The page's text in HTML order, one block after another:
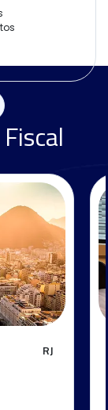
RJ